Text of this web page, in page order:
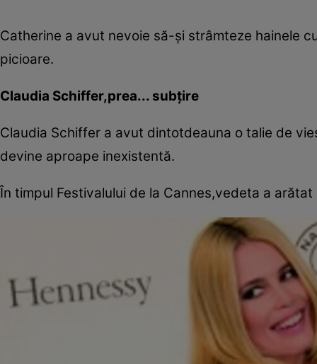
Catherine a avut nevoie să-şi strâmteze hainele
picioare.
Claudia Schiffer,prea... subţire
Claudia Schiffer a avut dintotdeauna o talie de
devine aproape inexistentă.
În timpul Festivalului de la Cannes,vedeta a